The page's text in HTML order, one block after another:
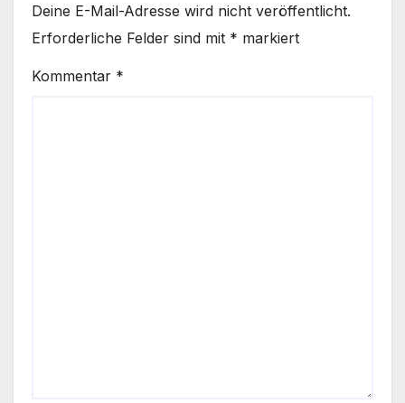
Deine E-Mail-Adresse wird nicht veröffentlicht.
Erforderliche Felder sind mit * markiert
Kommentar *